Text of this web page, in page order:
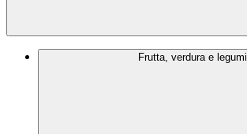
Frutta, verdura e legumi